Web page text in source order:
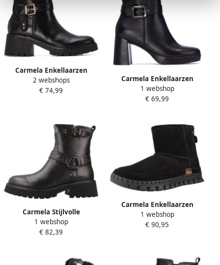
Carmela Enkellaarzen
162565-BLACK
2 webshops
€ 74,99
Carmela Enkellaarzen
162533c
1 webshop
€ 69,99
Carmela Stijlvolle
Enkellaarzen Black Dames
1 webshop
€ 82,39
Carmela Enkellaarzen
16252903
1 webshop
€ 90,95